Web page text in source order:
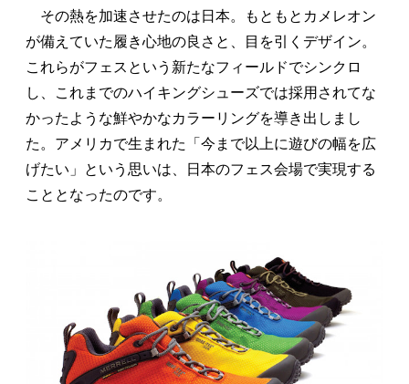
その熱を加速させたのは日本。もともとカメレオン
が備えていた履き心地の良さと、目を引くデザイン。
これらがフェスという新たなフィールドでシンクロ
し、これまでのハイキングシューズでは採用されてな
かったような鮮やかなカラーリングを導き出しまし
た。アメリカで生まれた「今まで以上に遊びの幅を広
げたい」という思いは、日本のフェス会場で実現する
こととなったのです。